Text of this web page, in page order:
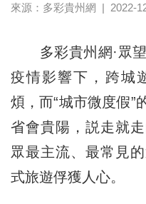
來源： 多彩貴州網 | 2022-
多彩貴州網·眾望
疫情影響下，跨城
煩，而“城市微度假”
省會貴陽，説走就
眾最主流、最常見
式旅遊俘獲人心。